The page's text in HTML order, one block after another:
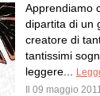
Apprendiamo
dipartita di un
creatore di
tantissimi
leggere...
Il 09 maggio